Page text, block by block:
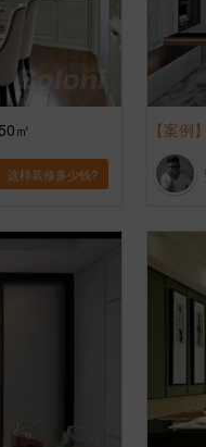
㎡
这样装修多少钱?
【案例